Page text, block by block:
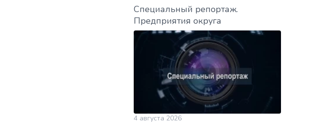
Специальный репортаж.
Предприятия округа
4 августа 2026